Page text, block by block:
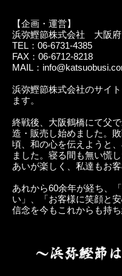
【企画・運営】
浜弥鰹節株式会社 大阪府
TEL：06-6731-4385
FAX：06-6712-8218
MAIL：
浜弥鰹節株式会社のサイ
ます。
終戦後、大阪鶴橋にて父
造・販売し始めました。
頃、和の心を伝えようと
ました。寝る間も無い慌
あいが楽しく、私達もお
あれから60余年が経ち、
い」、「お客様に笑顔と
信念を今もこれからも持ち